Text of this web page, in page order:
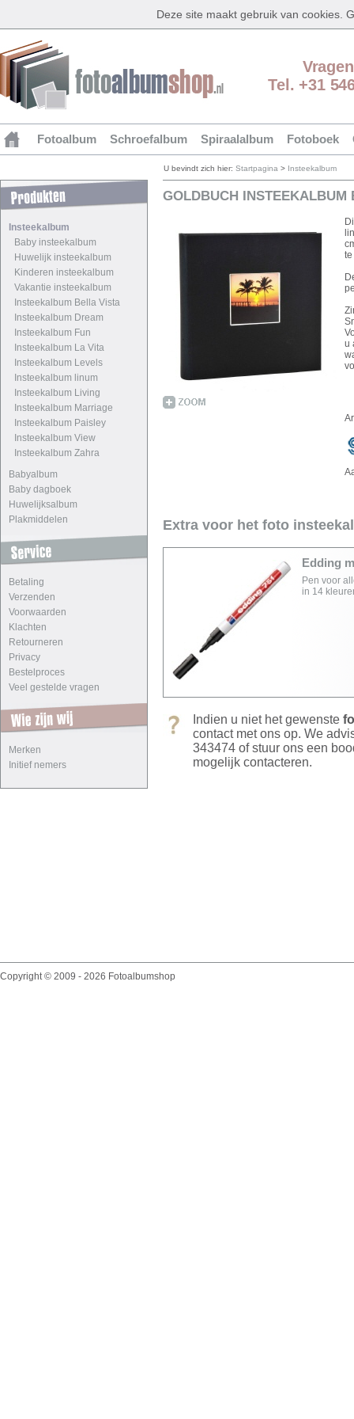
Deze site maakt gebruik van cookies.
Tel. +31
Fotoalbum Schroefalbum Spiraalalbum Fotoboek
Insteekalbum
Baby insteekalbum
Huwelijk insteekalbum
Kinderen insteekalbum
Vakantie insteekalbum
Insteekalbum Bella Vista
Insteekalbum Dream
Insteekalbum Fun
Insteekalbum La Vita
Insteekalbum Levels
Insteekalbum linum
Insteekalbum Living
Insteekalbum Marriage
Insteekalbum Paisley
Insteekalbum View
Insteekalbum Zahra
Babyalbum
Baby dagboek
Huwelijksalbum
Plakmiddelen
Betaling
Verzenden
Voorwaarden
Klachten
Retourneren
Privacy
Bestelproces
Veel gestelde vragen
Merken
Initief nemers
U bevindt zich hier: Startpagina > Insteekalbum
GOLDBUCH INSTEEKALBUM
u
Extra voor het foto
Edding
Pen voor
in 14
Indien u niet het gewenste
contact met ons op. We
343474 of stuur ons een
mogelijk contacteren.
Copyright © 2009 - 2026 Fotoalbumshop